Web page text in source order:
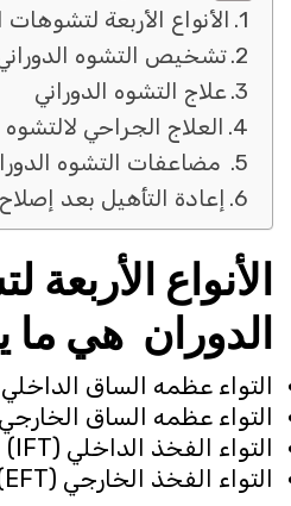
الأنواع الأربعة لتشوهات
تشخيص التشوه الدوراني
علاج التشوه الدوراني
العلاج الجراحي لالتشوه
مضاعفات التشوه
إعادة التأهيل بعد إصلاح
الأنواع الأربعة
الدوران هي ما
التواء عظمه الساق الداخلي (ITT)
التواء عظمه الساق الخارجي (ETT)
التواء الفخذ الداخلي (IFT)
التواء الفخذ الخارجي (EFT)